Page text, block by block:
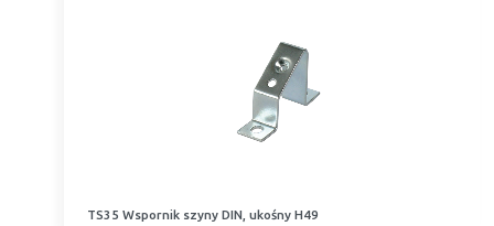
TS35 Wspornik szyny DIN, ukośny H49